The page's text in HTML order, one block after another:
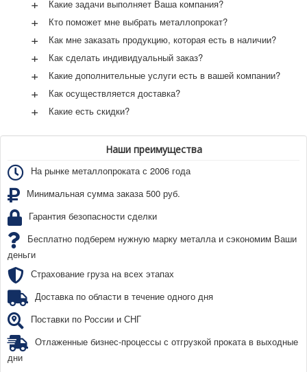
Какие задачи выполняет Ваша компания?
+ Кто поможет мне выбрать металлопрокат?
+ Как мне заказать продукцию, которая есть в наличии?
+ Как сделать индивидуальный заказ?
+ Какие дополнительные услуги есть в вашей компании?
+ Как осуществляется доставка?
+ Какие есть скидки?
Наши преимущества
На рынке металлопроката с 2006 года
Минимальная сумма заказа 500 руб.
Гарантия безопасности сделки
Бесплатно подберем нужную марку металла и сэкономим Ваши
деньги
Страхование груза на всех этапах
Доставка по области в течение одного дня
Поставки по России и СНГ
Отлаженные бизнес-процессы с отгрузкой проката в выходные
дни